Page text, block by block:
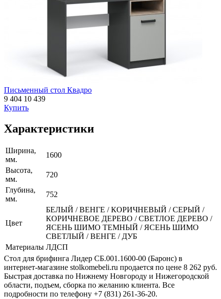
Письменный стол Квадро
9 404 10 439
Купить
Характеристики
Ширина,
мм.
1600
Высота,
мм.
720
Глубина,
мм.
752
Цвет
БЕЛЫЙ / ВЕНГЕ / КОРИЧНЕВЫЙ / СЕРЫЙ /
КОРИЧНЕВОЕ ДЕРЕВО / СВЕТЛОЕ ДЕРЕВО /
ЯСЕНЬ ШИМО ТЕМНЫЙ / ЯСЕНЬ ШИМО
СВЕТЛЫЙ / ВЕНГЕ / ДУБ
Материалы ЛДСП
Стол для брифинга Лидер СБ.001.1600-00 (Баронс) в
интернет-магазине stolkomebeli.ru продается по цене 8 262 руб.
Быстрая доставка по Нижнему Новгороду и Нижегородской
области, подъем, сборка по желанию клиента. Все
подробности по телефону +7 (831) 261-36-20.